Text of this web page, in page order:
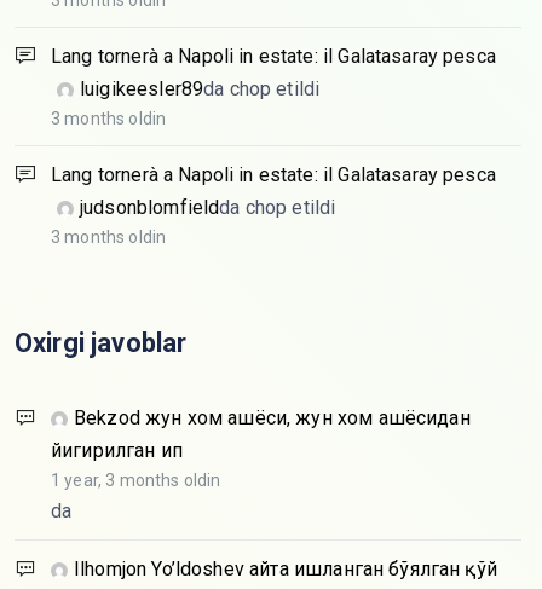
Lang tornerà a Napoli in estate: il Galatasaray pesca
luigikeesler89da chop etildi
3 months oldin
Lang tornerà a Napoli in estate: il Galatasaray pesca
judsonblomfieldda chop etildi
3 months oldin
Oxirgi javoblar
Bekzod жун хом ашёси, жун хом ашёсидан
йигирилган ип
1 year, 3 months oldin
da
Ilhomjon Yo’ldoshev Қайта ишланган бўялган қўй